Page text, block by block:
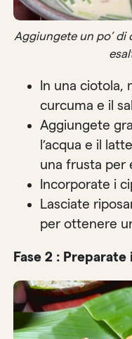
Aggiungete un po’
In una ciotola,
curcuma e il
Aggiungete
l’acqua e il
una frusta per
Incorporate i
Lasciate
per ottenere
Fase 2 :